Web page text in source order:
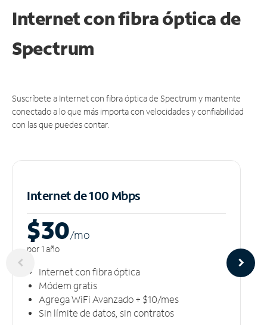
Internet con fibra óptica de
Spectrum
Suscríbete a Internet con fibra óptica de Spectrum y mantente
conectado a lo que más importa con velocidades y confiabilidad
con las que puedes contar.
Internet de 100 Mbps
$30/mo
por 1 año
Internet con fibra óptica
Módem gratis
Agrega WiFi Avanzado + $10/mes
Sin límite de datos, sin contratos